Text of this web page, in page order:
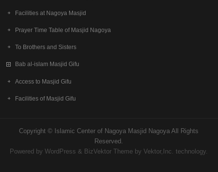
Facilities at Nagoya Masjid
Prayer Time Table of Masjid Nagoya
To Brothers and Sisters
Bab al-islam Masjid Gifu
Access to Masjid Gifu
Facilities of Masjid Gifu
Copyright © Islamic Center of Nagoya Masjid Nagoya All Rights
Reserved.
Powered byWordPress & BizVektor Theme by Vektor,Inc. technology.